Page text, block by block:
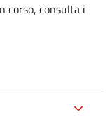
corso, consulta i